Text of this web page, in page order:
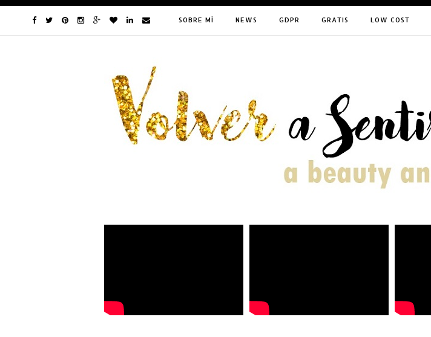
SOBRE MÍ NEWS GDPR GRATIS LOW COST